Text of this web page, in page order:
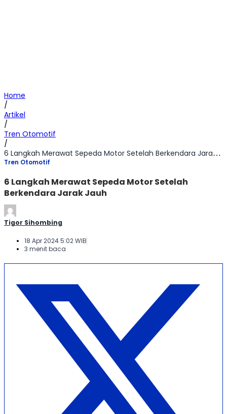
Home
/
Artikel
/
Tren Otomotif
/
6 Langkah Merawat Sepeda Motor Setelah Berkendara Jarak Jauh
Tren Otomotif
6 Langkah Merawat Sepeda Motor Setelah
Berkendara Jarak Jauh
Tigor Sihombing
18 Apr 2024 5:02 WIB
3 menit baca